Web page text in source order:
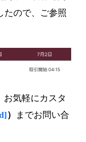
たので、ご参照
お気軽にカスタ
）
までお問い合